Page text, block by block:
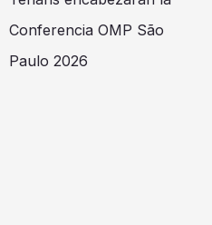
Conferencia OMP São
Paulo 2026